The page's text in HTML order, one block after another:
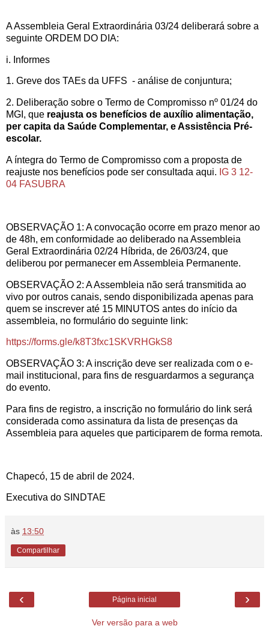
A Assembleia Geral Extraordinária 03/24 deliberará sobre a
seguinte ORDEM DO DIA:
i. Informes
1. Greve dos TAEs da UFFS - análise de conjuntura;
2. Deliberação sobre o Termo de Compromisso nº 01/24 do
MGI, que reajusta os benefícios de auxílio alimentação,
per capita da Saúde Complementar, e Assistência Pré-
escolar.
A íntegra do Termo de Compromisso com a proposta de
reajuste nos benefícios pode ser consultada aqui. IG 3 12-
04 FASUBRA
OBSERVAÇÃO 1: A convocação ocorre em prazo menor ao
de 48h, em conformidade ao deliberado na Assembleia
Geral Extraordinária 02/24 Híbrida, de 26/03/24, que
deliberou por permanecer em Assembleia Permanente.
OBSERVAÇÃO 2: A Assembleia não será transmitida ao
vivo por outros canais, sendo disponibilizada apenas para
quem se inscrever até 15 MINUTOS antes do início da
assembleia, no formulário do seguinte link:
https://forms.gle/k8T3fxc1SKVRHGkS8
OBSERVAÇÃO 3: A inscrição deve ser realizada com o e-
mail institucional, para fins de resguardarmos a segurança
do evento.
Para fins de registro, a inscrição no formulário do link será
considerada como assinatura da lista de presenças da
Assembleia para aqueles que participarem de forma remota.
Chapecó, 15 de abril de 2024.
Executiva do SINDTAE
às 13:50
Compartilhar
‹ ›
Página inicial
Ver versão para a web